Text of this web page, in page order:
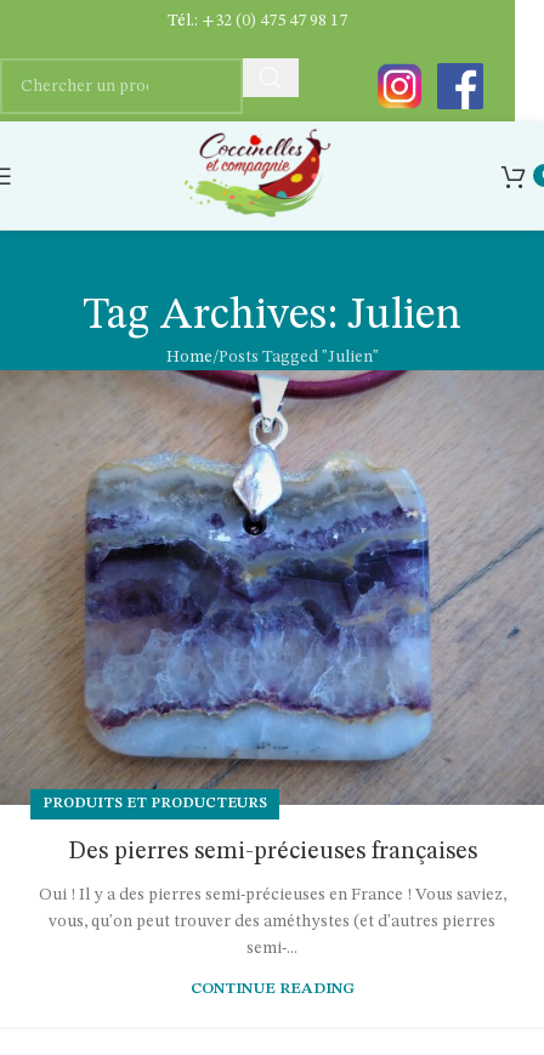
Tag Archives: Julien
Home Posts Tagged "Julien"
PRODUITS ET PRODUCTEURS
Des pierres semi-précieuses françaises
Oui ! Il y a des pierres semi-précieuses en France ! Vous saviez,
vous, qu'on peut trouver des améthystes (et d'autres pierres
semi-...
CONTINUE READING
Tél.: +32 (0) 475 47 98 17